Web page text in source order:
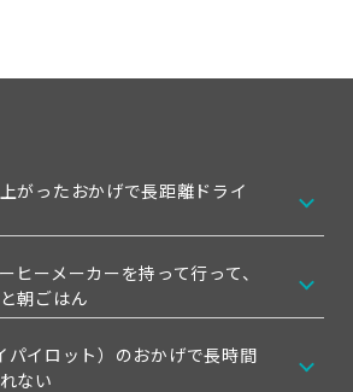
がったおかげで長距離ドライ
ヒーメーカーを持って行って、
朝ごはん
パイロット）のおかげで長時間
ない